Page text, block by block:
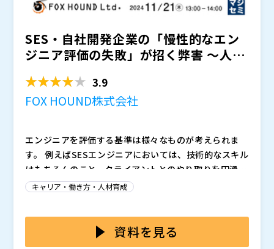
品・サービスを販売する「営業」の仕事
マジセミ株式会社（）
マジセミ株式会社（）
※共催、協賛、協力、講演企業は将来的に追加、削除さ
SES・自社開発企業の「慢性的なエン
ジニア評価の失敗」が招く弊害 ～人材
3.9
FOX HOUND株式会社
エンジニアを評価する基準は様々なものが考えられま
す。 例えばSESエンジニアにおいては、技術的なスキル
はもちろんのこと、クライアントとのやり取りを円滑に
進めるためのコミュニケーション能力や、 プロジェク
スキルやコミュニケーション能力に加え、特に自社製品
やサービスの開発に係るスキルのレベルが評価に大きく
しかし、それぞれの業態において、このような失敗が起
応となり、自社開発の場合は目下のプロジェクトで活躍
できるかが鍵となるため、それぞれの環境においてエン
本ウェビナーでは、このようなジレンマを解消する手段
として、エンジニア一人ひとりの適切な評価を実現する
キャリア・働き方・人材育成
資料を見る